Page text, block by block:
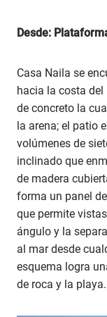
Desde:
Casa Naila se
hacia la costa
de concreto la
la arena; el patio
volúmenes de
inclinado que
de madera
forma un panel
que permite
ángulo y la
al mar desde
esquema logra
de roca y la playa.